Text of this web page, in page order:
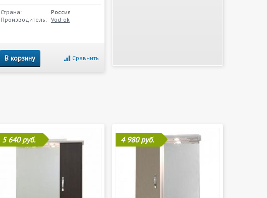
Страна:
Россия
Производитель: Vod-ok
В корзину Сравнить
5 640 руб. 4 980 руб.